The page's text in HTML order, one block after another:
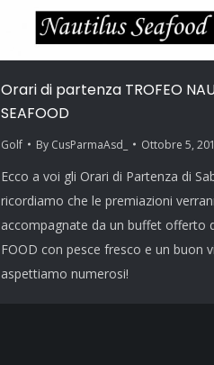
Orari di partenza TROFEO
SEAFOOD
Golf By CusParmaAsd_ Ottobre 5,
Ecco a voi gli Orari di Partenza di
ricordiamo che le premiazioni
accompagnate da un buffet offerto
FOOD con pesce fresco e un buon
aspettiamo numerosi!